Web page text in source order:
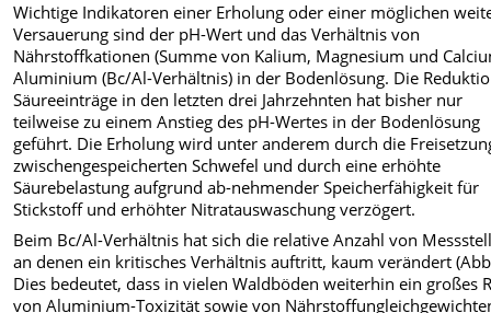
Wichtige Indikatoren einer Erholung oder einer möglichen
Versauerung sind der pH-Wert und das Verhältnis von
Nährstoffkationen (Summe von Kalium, Magnesium und
Aluminium (Bc/Al-Verhältnis) in der Bodenlösung. Die
Säureeinträge in den letzten drei Jahrzehnten hat bisher nur
teilweise zu einem Anstieg des pH-Wertes in der Bodenlösung
geführt. Die Erholung wird unter anderem durch die
zwischengespeicherten Schwefel und durch eine erhöhte
Säurebelastung aufgrund ab-nehmender Speicherfähigkeit für
Stickstoff und erhöhter Nitratauswaschung verzögert.
Beim Bc/Al-Verhältnis hat sich die relative Anzahl von
an denen ein kritisches Verhältnis auftritt, kaum verändert
Dies bedeutet, dass in vielen Waldböden weiterhin ein großes
von Aluminium-Toxizität sowie von